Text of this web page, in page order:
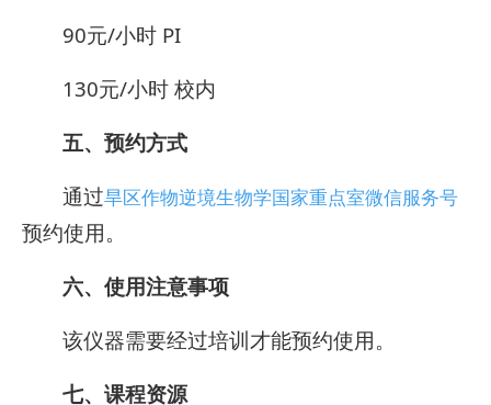
90元/小时 PI
130元/小时 校内
五、预约方式
通过旱区作物逆境生物学国家重点室微信服务号
预约使用。
六、使用注意事项
该仪器需要经过培训才能预约使用。
七、课程资源